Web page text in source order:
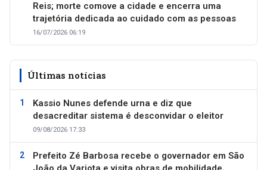
Reis; morte comove a cidade e encerra uma
trajetória dedicada ao cuidado com as pessoas
16/07/2026 06:19
Últimas notícias
Kassio Nunes defende urna e diz que
desacreditar sistema é desconvidar o eleitor
09/08/2026 17:33
Prefeito Zé Barbosa recebe o governador em São